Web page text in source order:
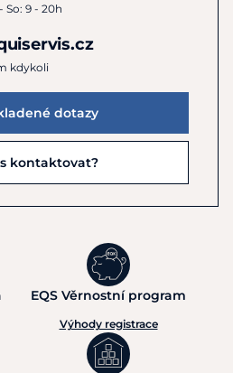
So: 9 - 20h
kdykoli
dotazy
kontaktovat?
EQS Věrnostní program
Výhody registrace